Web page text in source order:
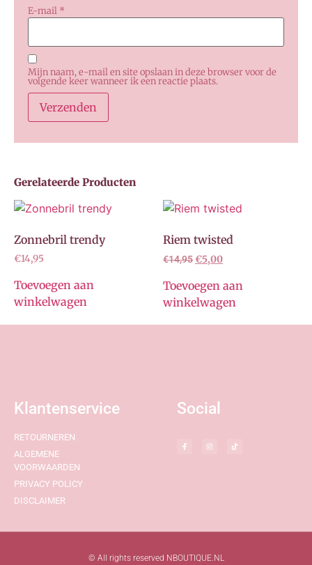
Gerelateerde Producten
Zonnebril trendy
€14,95
Toevoegen aan
winkelwagen
Riem twisted
€14,95 €5,00
Toevoegen aan
winkelwagen
E-mail *
Mijn naam, e-mail en site opslaan in deze browser voor de
volgende keer wanneer ik een reactie plaats.
Klantenservice
RETOURNEREN
ALGEMENE
VOORWAARDEN
PRIVACY POLICY
DISCLAIMER
Social
© All rights reserved NBOUTIQUE.NL